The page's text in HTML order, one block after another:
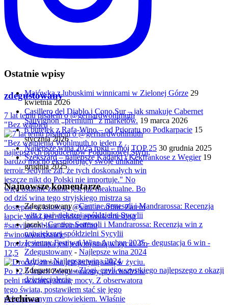
zdegustowany
7 lat temu pisałem o @gerhardwohlmuth
"Bez wątpien
Drodzy, zmiana jest jedyną stałą w życiu. Po
12,5
Ostatnie wpisy
Majówka z lubuskimi winnicami w Zielonej Górze 29
kwietnia 2026
Casillero del Diablo i Cono Sur – jak smakuje Cabernet
Sauvignon „premium” z marketów. 19 marca 2026
6 butelek z Rafa-Wino – od Prioratu po Podkarpacie 15
stycznia 2026
Najlepsze wina 2025 roku – mój TOP 25 30 grudnia 2025
Szekszárd – najlepsze Kadarki i Kékfrankose z Węgier 19
grudnia 2025
Najnowsze komentarze
Zdegustowany-Cantine Settesoli i Mandrarossa: Recenzja
win z największej spółdzielni Sycylii
jacek-Cantine Settesoli i Mandrarossa: Recenzja win z
największej spółdzielni Sycylii
Jesienny Festiwal Wina Auchan 2025 - degustacja 6 win -
Zdegustowany - Najlepsze wina 2024
Adrian-Najlepsze wina 2024
Zdegustowany-Złogi, czyli wszystkiego najlepszego z okazji
dziesięciolecia
Archiwa